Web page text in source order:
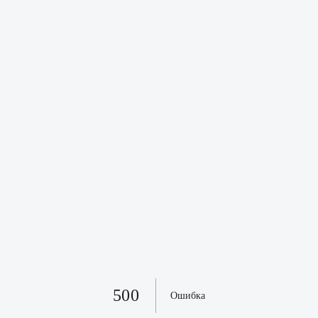
500 Ошибка